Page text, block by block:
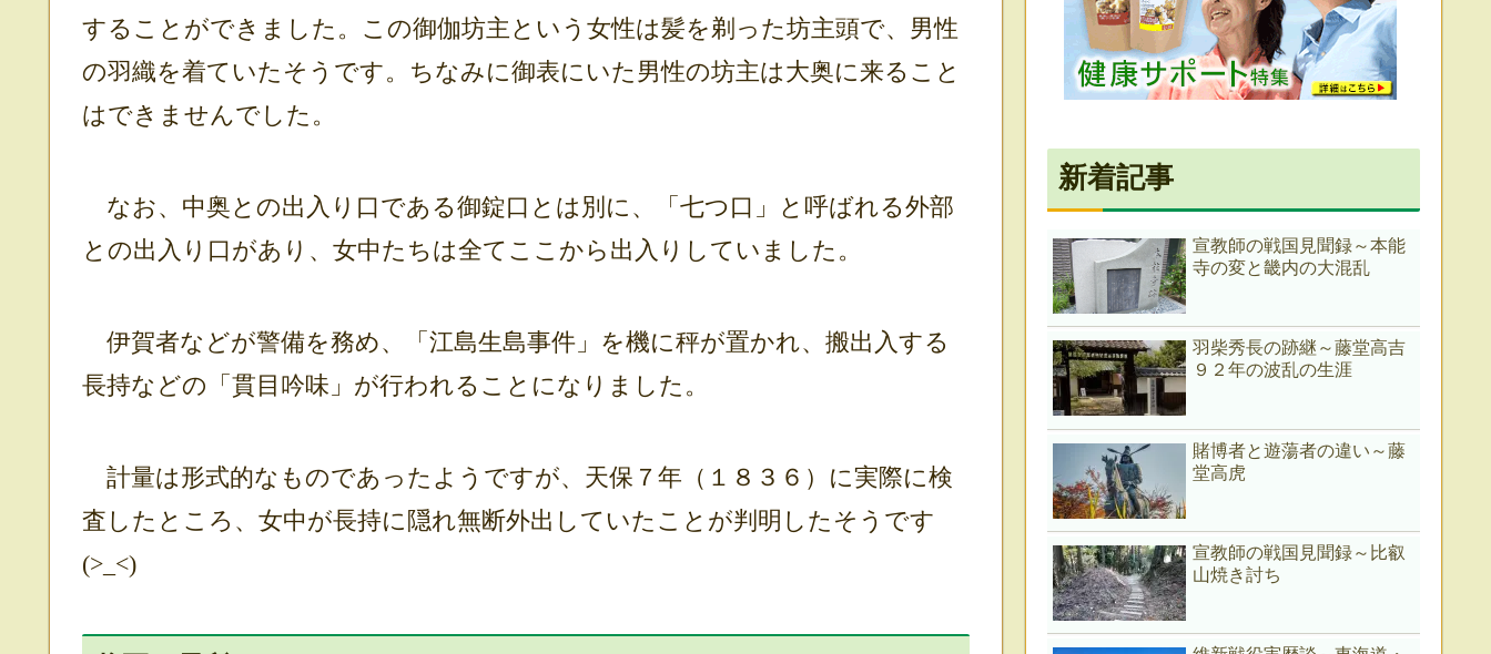
することができました。この御伽坊主という女性は髪を剃った坊主頭で、男性
の羽織を着ていたそうです。ちなみに御表にいた男性の坊主は大奥に来ること
はできませんでした。
なお、中奥との出入り口である御錠口とは別に、「七つ口」と呼ばれる外部
との出入り口があり、女中たちは全てここから出入りしていました。
伊賀者などが警備を務め、「江島生島事件」を機に秤が置かれ、搬出入する
長持などの「貫目吟味」が行われることになりました。
計量は形式的なものであったようですが、天保７年（１８３６）に実際に検
査したところ、女中が長持に隠れ無断外出していたことが判明したそうです
(>_<)
新着記事
宣教師の戦国見聞録～本能
寺の変と畿内の大混乱
羽柴秀長の跡継～藤堂高吉
９２年の波乱の生涯
賭博者と遊蕩者の違い～藤
堂高虎
宣教師の戦国見聞録～比叡
山焼き討ち